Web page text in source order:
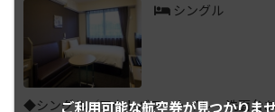
ご利用可能な航空券が見つかりま
シングル
◆シングル／アウトバス トイレ・洗面台